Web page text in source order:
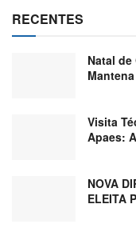
RECENTES
Natal de
Mantena
Visita
Apaes:
NOVA
ELEITA